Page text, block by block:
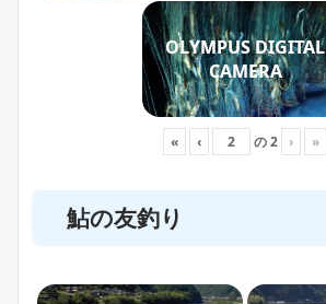
OLYMPUS DIGITAL
CAMERA
« ‹ の2 › »
鮎の友釣り